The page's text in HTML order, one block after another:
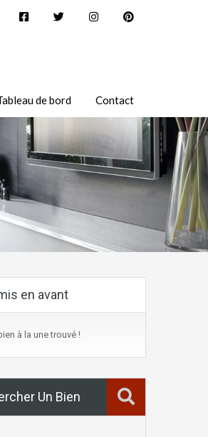
de bord Contact
en avant
à la une trouvé !
Un Bien